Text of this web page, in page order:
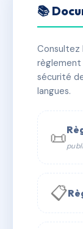
Lans
✓
✉ Email
📚
Consultez
règlement
sécurité
langues.
📜
📋